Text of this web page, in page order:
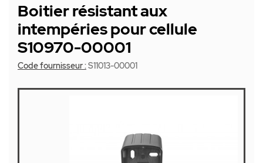
Boitier résistant aux
intempéries pour cellule
S10970-00001
Code fournisseur :S11013-00001